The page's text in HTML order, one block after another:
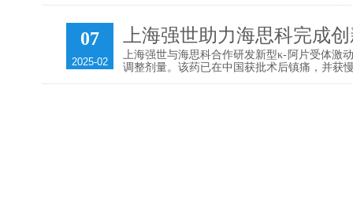
07
2025-02
上海强世助力海思科完成
上海强世与海思科合作研发新型κ-阿片受体激
调整剂量。该药已在中国获批术后镇痛，并获